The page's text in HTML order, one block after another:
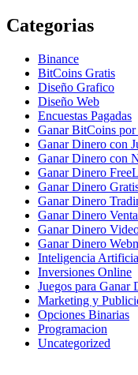
Categorias
Binance
BitCoins Gratis
Diseño Grafico
Diseño Web
Encuestas Pagadas
Ganar BitCoins por
Ganar Dinero con
Ganar Dinero con
Ganar Dinero
Ganar Dinero
Ganar Dinero
Ganar Dinero
Ganar Dinero
Ganar Dinero
Inteligencia
Inversiones Online
Juegos para Ganar
Marketing y
Opciones Binarias
Programacion
Uncategorized